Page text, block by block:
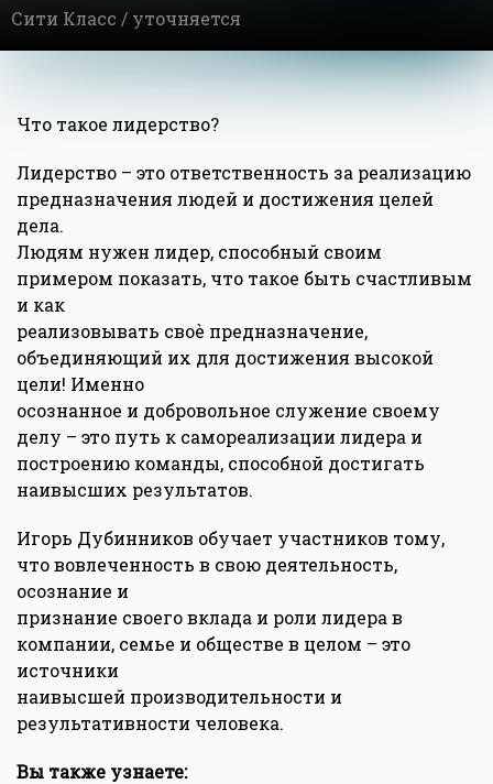
Сити Класс / уточняется
Что такое лидерство?
Лидерство – это ответственность за реализацию
предназначения людей и достижения целей
дела.
Людям нужен лидер, способный своим
примером показать, что такое быть счастливым
и как
реализовывать своѐ предназначение,
объединяющий их для достижения высокой
цели! Именно
осознанное и добровольное служение своему
делу – это путь к самореализации лидера и
построению команды, способной достигать
наивысших результатов.
Игорь Дубинников обучает участников тому,
что вовлеченность в свою деятельность,
осознание и
признание своего вклада и роли лидера в
компании, семье и обществе в целом – это
источники
наивысшей производительности и
результативности человека.
Вы также узнаете: